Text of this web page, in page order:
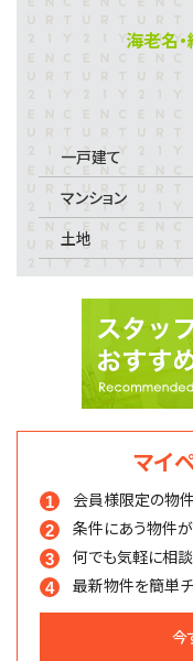
海老名
一戸建て
マンション
土地
マイ
会員様限定の物
条件にあう物件が
何でも気軽に相談
最新物件を簡単チ
今